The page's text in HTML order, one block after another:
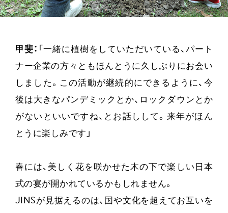
甲斐： 「一緒に植樹をしていただいている、パート
ナー企業の方々ともほんとうに久しぶりにお会い
しました。この活動が継続的にできるように、今
後は大きなパンデミックとか、ロックダウンとか
がないといいですね、とお話しして。来年がほん
とうに楽しみです」
春には、美しく花を咲かせた木の下で楽しい日本
式の宴が開かれているかもしれません。
JINSが見据えるのは、国や文化を超えてお互いを